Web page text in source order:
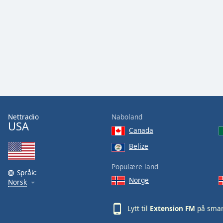
window.
dialog
window.
Escape
will
Nettradio
USA
Språk:
Norsk
Naboland
Canada
Belize
Populære land
Norge
Lytt til Extension FM på